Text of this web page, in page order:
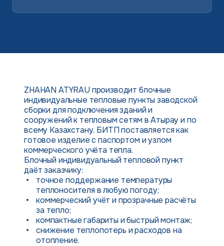
ZHAHAN ATYRAU производит блочные
индивидуальные тепловые пункты заводской
сборки для подключения зданий и
сооружений к тепловым сетям в Атырау и по
всему Казахстану. БИТП поставляется как
готовое изделие с паспортом и узлом
коммерческого учёта тепла.
Блочный индивидуальный тепловой пункт
даёт заказчику:
точное поддержание температуры
теплоносителя в любую погоду;
коммерческий учёт и прозрачные расчёты
за тепло;
компактные габариты и быстрый монтаж;
снижение теплопотерь и расходов на
отопление.